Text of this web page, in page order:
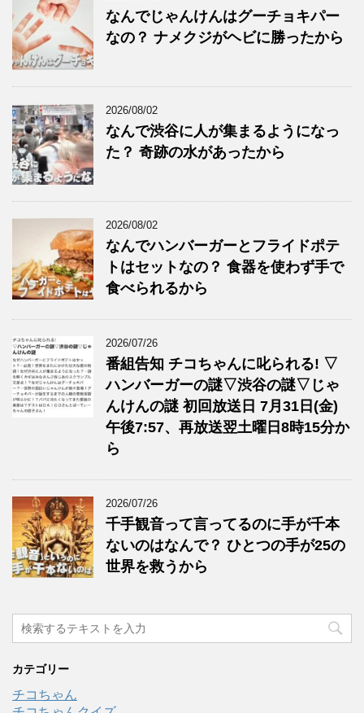
なんでじゃんけんはグーチョキパー
なの？ ナメクジがヘビに勝ったから
2026/08/02
なんで渋谷に人が集まるようになっ
た？ 奇跡の水があったから
2026/08/02
なんでハンバーガーとフライドポテ
トはセットなの？ 食器を使わず手で
食べられるから
2026/07/26
番組告知 チコちゃんに叱られる! ▽
ハンバーガーの謎▽渋谷の謎▽じゃ
んけんの謎 初回放送日 7月31日(金)
午後7:57、再放送翌土曜日8時15分か
ら
2026/07/26
千手観音って言ってるのに手が千本
ないのはなんで？ ひとつの手が25の
世界を救うから
カテゴリー
チコちゃん